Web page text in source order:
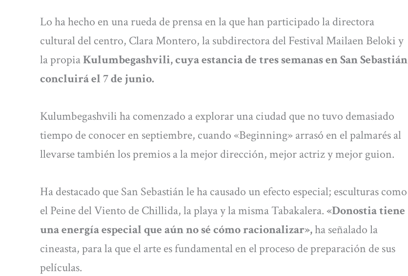
Lo ha hecho en una rueda de prensa en la que han participado la directora
cultural del centro, Clara Montero, la subdirectora del Festival Mailaen Beloki y
la propiaKulumbegashvili, cuya estancia de tres semanas en San Sebastián
concluirá el 7 de junio.
Kulumbegashvili ha comenzado a explorar una ciudad que no tuvo demasiado
tiempo de conocer en septiembre, cuando «Beginning» arrasó en el palmarés al
llevarse también los premios a la mejor dirección, mejor actriz y mejor guion.
Ha destacado que San Sebastián le ha causado un efecto especial; esculturas como
el Peine del Viento de Chillida, la playa y la misma Tabakalera.«Donostia tiene
una energía especial que aún no sé cómo racionalizar»,ha señalado la
cineasta, para la que el arte es fundamental en el proceso de preparación de sus
películas.